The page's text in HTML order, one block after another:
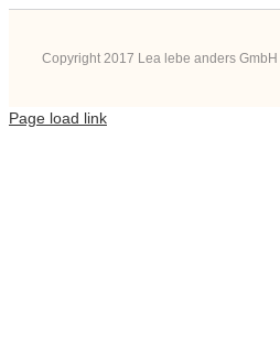
Copyright 2017 Lea lebe anders
Page load link